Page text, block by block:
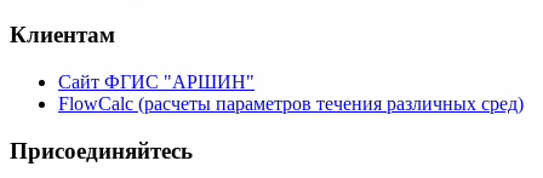
Клиентам
Сайт ФГИС "АРШИН"
FlowCalc (расчеты параметров течения различных сред)
Присоединяйтесь